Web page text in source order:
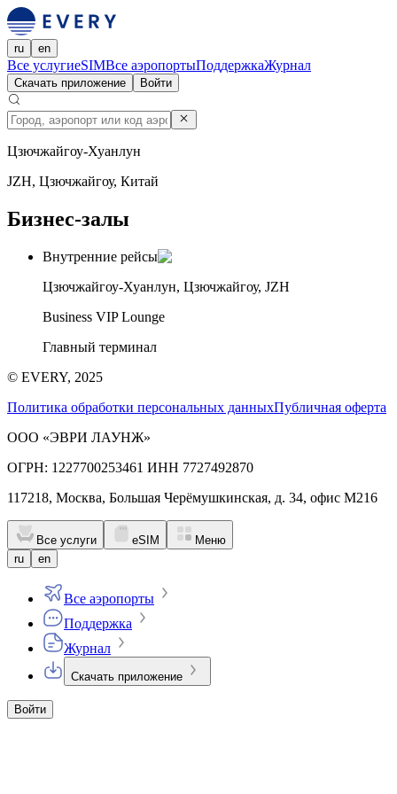
ru en
Все услугиeSIMВсе аэропортыПоддержкаЖурнал
Скачать приложение Войти
Цзючжайгоу-Хуанлун
JZH, Цзючжайгоу, Китай
Бизнес-залы
Внутренние рейсы
Цзючжайгоу-Хуанлун, Цзючжайгоу, JZH
Business VIP Lounge
Главный терминал
© EVERY, 2025
Политика обработки персональных данныхПубличная оферта
ООО «ЭВРИ ЛАУНЖ»
ОГРН: 1227700253461 ИНН 7727492870
117218, Москва, Большая Черёмушкинская, д. 34, офис М216
Все услуги eSIM
Меню
ru
en
Все аэропорты
Поддержка
Журнал
Скачать приложение
Войти